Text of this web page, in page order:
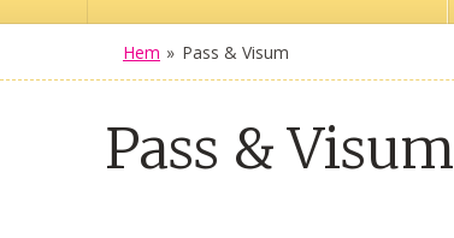
Hem » Pass & Visum
Pass & Visum